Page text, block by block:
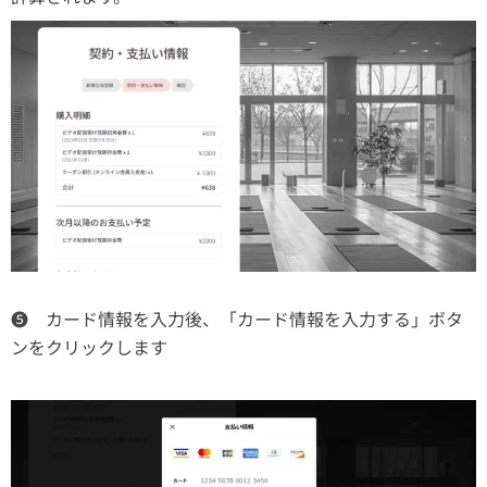
❺ カード情報を入力後、「カード情報を入力する」ボタ
ンをクリックします